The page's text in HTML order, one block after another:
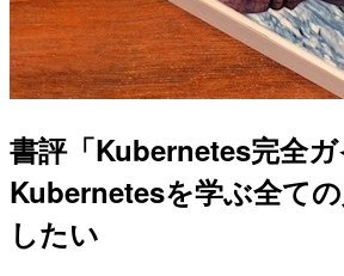
書評「Kubernetes完全ガ
Kubernetesを学ぶ全て
したい